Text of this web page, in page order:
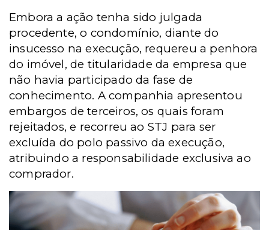
Embora a ação tenha sido julgada
procedente, o condomínio, diante do
insucesso na execução, requereu a penhora
do imóvel, de titularidade da empresa que
não havia participado da fase de
conhecimento. A companhia apresentou
embargos de terceiros, os quais foram
rejeitados, e recorreu ao STJ para ser
excluída do polo passivo da execução,
atribuindo a responsabilidade exclusiva ao
comprador.